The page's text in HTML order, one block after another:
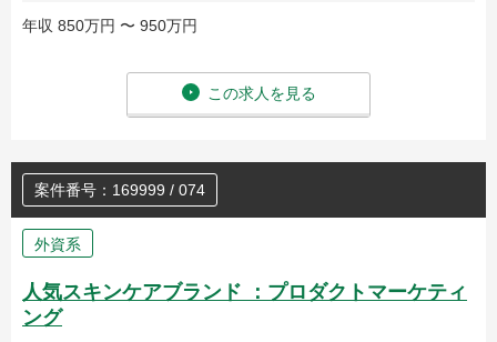
年収 850万円 〜 950万円
この求人を見る
案件番号：169999 / 074
外資系
人気スキンケアブランド ：プロダクトマーケティ
ング